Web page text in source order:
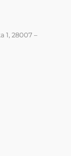
1, 28007 –